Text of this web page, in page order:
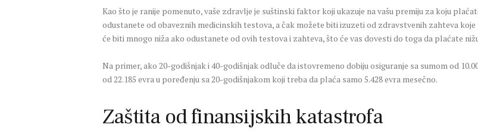
Kao što je ranije pomenuto, vaše zdravlje je suštinski faktor koji ukazuje na vašu premiju za koju
odustanete od obaveznih medicinskih testova, a čak možete biti izuzeti od zdravstvenih zahteva
će biti mnogo niža ako odustanete od ovih testova i zahteva, što će vas dovesti do toga da plaćate
Na primer, ako 20-godišnjak i 40-godišnjak odluče da istovremeno dobiju osiguranje sa sumom od
od 22.185 evra u poređenju sa 20-godišnjakom koji treba da plaća samo 5.428 evra mesečno.
Zaštita od finansijskih katastrofa